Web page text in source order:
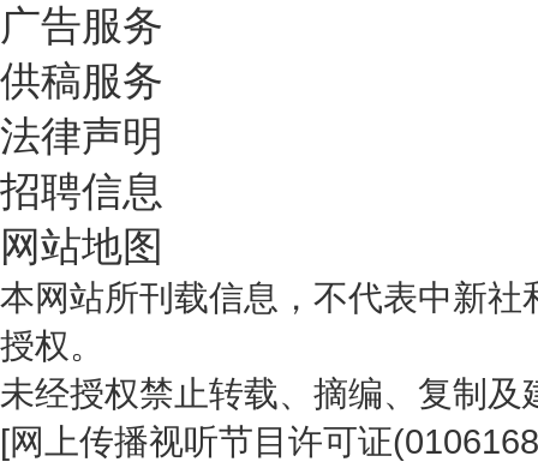
广告服务
供稿服务
法律声明
招聘信息
网站地图
本网站所刊载信息，不代表中新
授权。
未经授权禁止转载、摘编、复制
[网上传播视听节目许可证